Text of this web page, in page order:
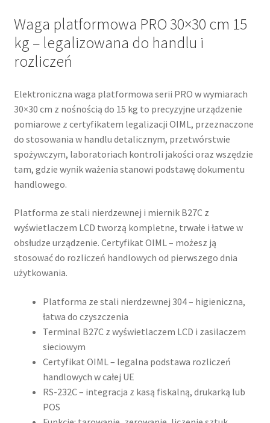
Waga platformowa PRO 30×30 cm 15
kg – legalizowana do handlu i
rozliczeń
Elektroniczna waga platformowa serii PRO w wymiarach
30×30 cm z nośnością do 15 kg to precyzyjne urządzenie
pomiarowe z certyfikatem legalizacji OIML, przeznaczone
do stosowania w handlu detalicznym, przetwórstwie
spożywczym, laboratoriach kontroli jakości oraz wszędzie
tam, gdzie wynik ważenia stanowi podstawę dokumentu
handlowego.
Platforma ze stali nierdzewnej i miernik B27C z
wyświetlaczem LCD tworzą kompletne, trwałe i łatwe w
obsłudze urządzenie. Certyfikat OIML – możesz ją
stosować do rozliczeń handlowych od pierwszego dnia
użytkowania.
Platforma ze stali nierdzewnej 304 – higieniczna,
łatwa do czyszczenia
Terminal B27C z wyświetlaczem LCD i zasilaczem
sieciowym
Certyfikat OIML – legalna podstawa rozliczeń
handlowych w całej UE
RS-232C – integracja z kasą fiskalną, drukarką lub
POS